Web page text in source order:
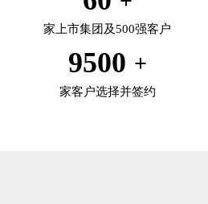
家上市集团及500强客户
9500
家客户选择并签约